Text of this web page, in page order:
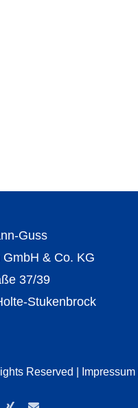
Guss
& Co. KG
37/39
Stukenbrock
Reserved | Impressum|